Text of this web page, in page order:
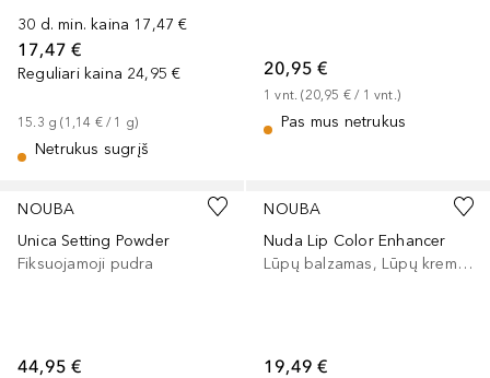
30 d. min. kaina 17,47 €
17,47 €
Reguliari kaina 24,95 €
15.3 g (1,14 € / 1 g)
Netrukus sugrįš
20,95 €
1 vnt. (20,95 € / 1 vnt. )
Pas mus netrukus
NOUBA
Unica Setting Powder
Fiksuojamoji pudra
44,95 €
NOUBA
Nuda Lip Color Enhancer
Lūpų balzamas, Lūpų kremas
19,49 €